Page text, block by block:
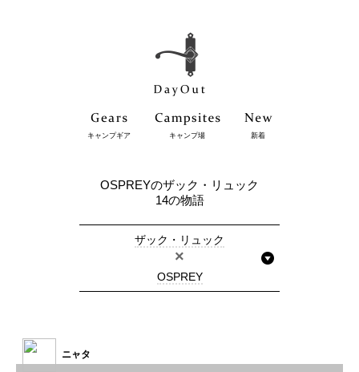
キャンプギア キャンプ場 新着
OSPREYのザック・リュック
14の物語
ザック・リュック
×
OSPREY
ニャタ